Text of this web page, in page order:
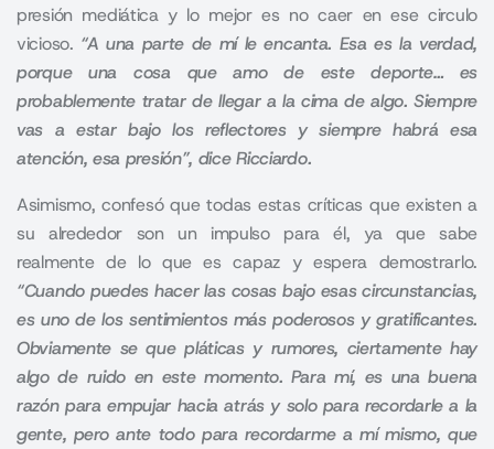
presión mediática y lo mejor es no caer en ese circulo
vicioso. “A una parte de mí le encanta. Esa es la verdad,
porque una cosa que amo de este deporte… es
probablemente tratar de llegar a la cima de algo. Siempre
vas a estar bajo los reflectores y siempre habrá esa
atención, esa presión”, dice Ricciardo.
Asimismo, confesó que todas estas críticas que existen a
su alrededor son un impulso para él, ya que sabe
realmente de lo que es capaz y espera demostrarlo.
“Cuando puedes hacer las cosas bajo esas circunstancias,
es uno de los sentimientos más poderosos y gratificantes.
Obviamente se que pláticas y rumores, ciertamente hay
algo de ruido en este momento. Para mí, es una buena
razón para empujar hacia atrás y solo para recordarle a la
gente, pero ante todo para recordarme a mí mismo, que